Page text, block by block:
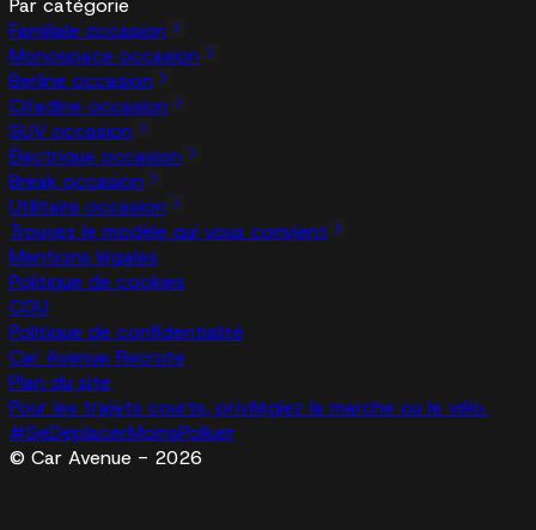
Par catégorie
Familiale occasion
Monospace occasion
Berline occasion
Citadine occasion
SUV occasion
Électrique occasion
Break occasion
Utilitaire occasion
Trouvez le modèle qui vous convient
Mentions légales
Politique de cookies
CGU
Politique de confidentialité
Car Avenue Recrute
Plan du site
Pour les trajets courts, privilégiez la marche ou le vélo.
#SeDéplacerMoinsPolluer
© Car Avenue - 2026